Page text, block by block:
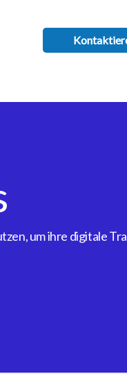
um ihre digitale